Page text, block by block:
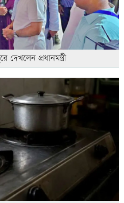
দেখলেন প্রধানমন্ত্রী